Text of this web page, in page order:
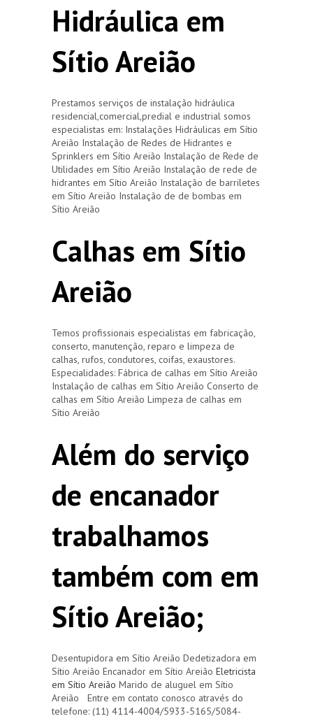
Hidráulica em
Sítio Areião
Prestamos serviços de instalação hidráulica
residencial,comercial,predial e industrial somos
especialistas em: Instalações Hidráulicas em Sítio
Areião Instalação de Redes de Hidrantes e
Sprinklers em Sítio Areião Instalação de Rede de
Utilidades em Sítio Areião Instalação de rede de
hidrantes em Sítio Areião Instalação de barriletes
em Sítio Areião Instalação de de bombas em
Sítio Areião
Calhas em Sítio
Areião
Temos profissionais especialistas em fabricação,
conserto, manutenção, reparo e limpeza de
calhas, rufos, condutores, coifas, exaustores.
Especialidades: Fábrica de calhas em Sítio Areião
Instalação de calhas em Sítio Areião Conserto de
calhas em Sítio Areião Limpeza de calhas em
Sítio Areião
Além do serviço
de encanador
trabalhamos
também com em
Sítio Areião;
Desentupidora em Sítio Areião Dedetizadora em
Sítio Areião Encanador em Sítio Areião Eletricista
em Sítio Areião Marido de aluguel em Sítio
Areião Entre em contato conosco através do
telefone: (11) 4114-4004/5933-5165/5084-